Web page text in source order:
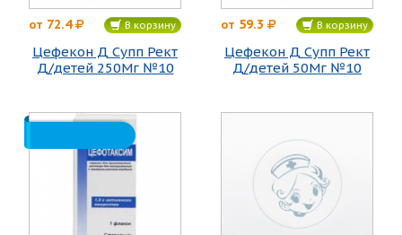
от 72.4 В корзину
Цефекон Д Супп Рект
Д/детей 250Мг №10
от 59.3 В корзину
Цефекон Д Супп Рект
Д/детей 50Мг №10